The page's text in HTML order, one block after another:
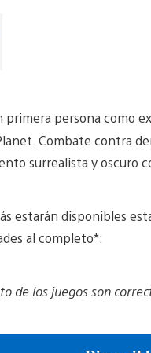
primera persona como
Combate contra
surrealista y oscuro
estarán disponibles
al completo*:
de los juegos son